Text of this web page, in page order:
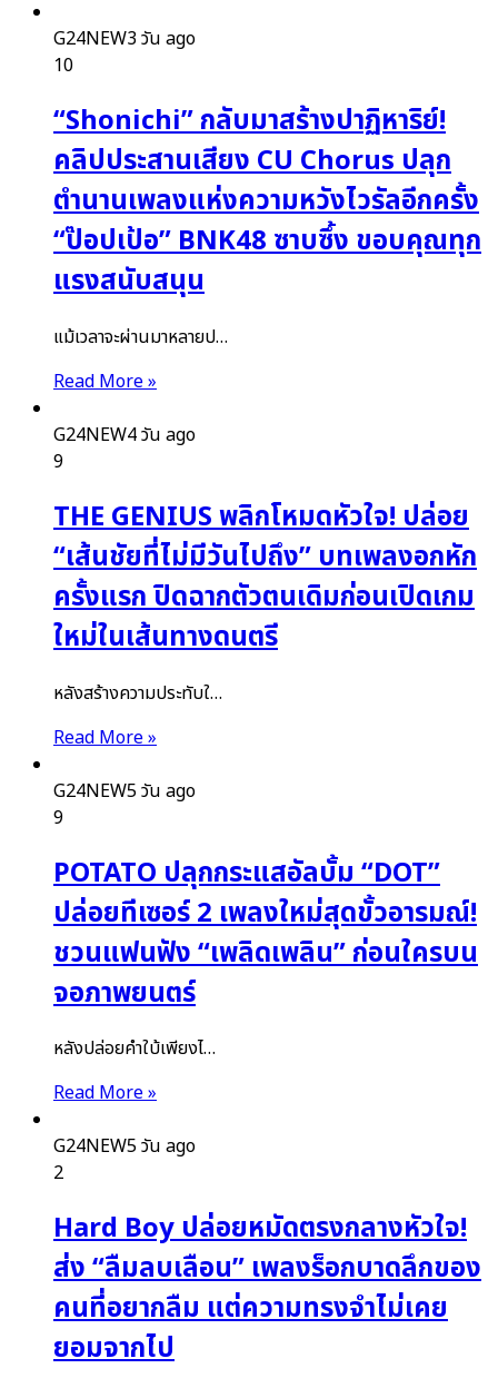
G24NEW3 วัน ago
10
“Shonichi” กลับมาสร้างปาฏิหาริย์!
คลิปประสานเสียง CU Chorus ปลุก
ตำนานเพลงแห่งความหวังไวรัลอีกครั้ง
“ป๊อปเป้อ” BNK48 ซาบซึ้ง ขอบคุณทุก
แรงสนับสนุน
แม้เวลาจะผ่านมาหลายป…
Read More »
G24NEW4 วัน ago
9
THE GENIUS พลิกโหมดหัวใจ! ปล่อย
“เส้นชัยที่ไม่มีวันไปถึง” บทเพลงอกหัก
ครั้งแรก ปิดฉากตัวตนเดิมก่อนเปิดเกม
ใหม่ในเส้นทางดนตรี
หลังสร้างความประทับใ…
Read More »
G24NEW5 วัน ago
9
POTATO ปลุกกระแสอัลบั้ม “DOT”
ปล่อยทีเซอร์ 2 เพลงใหม่สุดขั้วอารมณ์!
ชวนแฟนฟัง “เพลิดเพลิน” ก่อนใครบน
จอภาพยนตร์
หลังปล่อยคำใบ้เพียงไ…
Read More »
G24NEW5 วัน ago
2
Hard Boy ปล่อยหมัดตรงกลางหัวใจ!
ส่ง “ลืมลบเลือน” เพลงร็อกบาดลึกของ
คนที่อยากลืม แต่ความทรงจำไม่เคย
ยอมจากไป